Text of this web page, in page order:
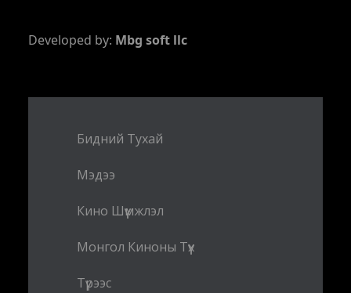
Developed by: Mbg soft llc
Бидний Тухай
Мэдээ
Кино Шүүмжлэл
Монгол Киноны Түүх
Түрээс